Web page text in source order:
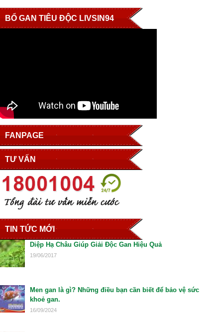
BỔ GAN TIÊU ĐỘC LIVSIN94
FANPAGE
TƯ VẤN
TIN TỨC MỚI
Diệp Hạ Châu Giúp Giải Độc Gan Hiệu Quả
19/06/2017
Men gan là gì? Những điều bạn cần biết để bảo vệ sức
khoẻ gan.
16/09/2024